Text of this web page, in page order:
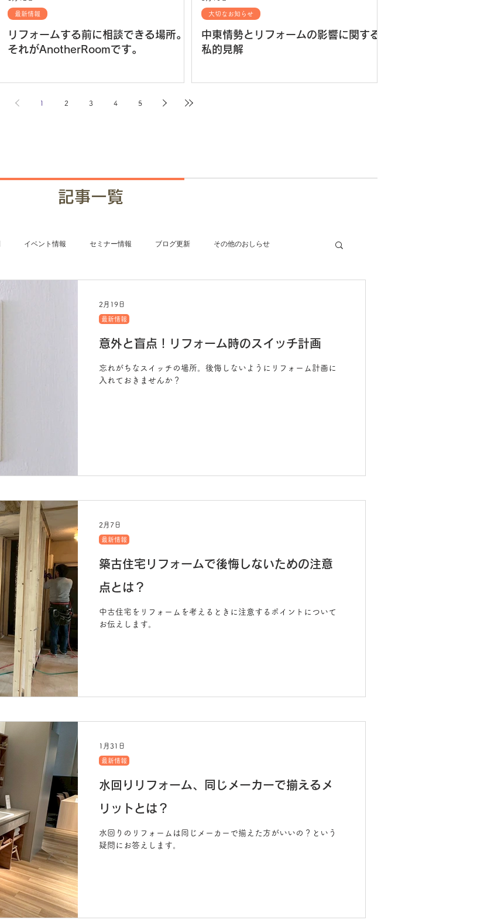
リフォームする前に相談できる場所。
それがAnotherRoomです。
最新情報
中東情勢とリフォームの影響に関する
私的見解
大切なお知らせ
1 2 3 4 5
記事一覧
イベント情報 セミナー情報 ブログ更新 その他のおしらせ
意外と盲点！リフォーム時のスイッチ計画
忘れがちなスイッチの場所。後悔しないようにリフォーム計画に
入れておきませんか？
最新情報
2月19日
築古住宅リフォームで後悔しないための注意
点とは？
中古住宅をリフォームを考えるときに注意するポイントについて
お伝えします。
最新情報
2月7日
水回りリフォーム、同じメーカーで揃えるメ
リットとは？
水回りのリフォームは同じメーカーで揃えた方がいいの？という
疑問にお答えします。
最新情報
1月31日